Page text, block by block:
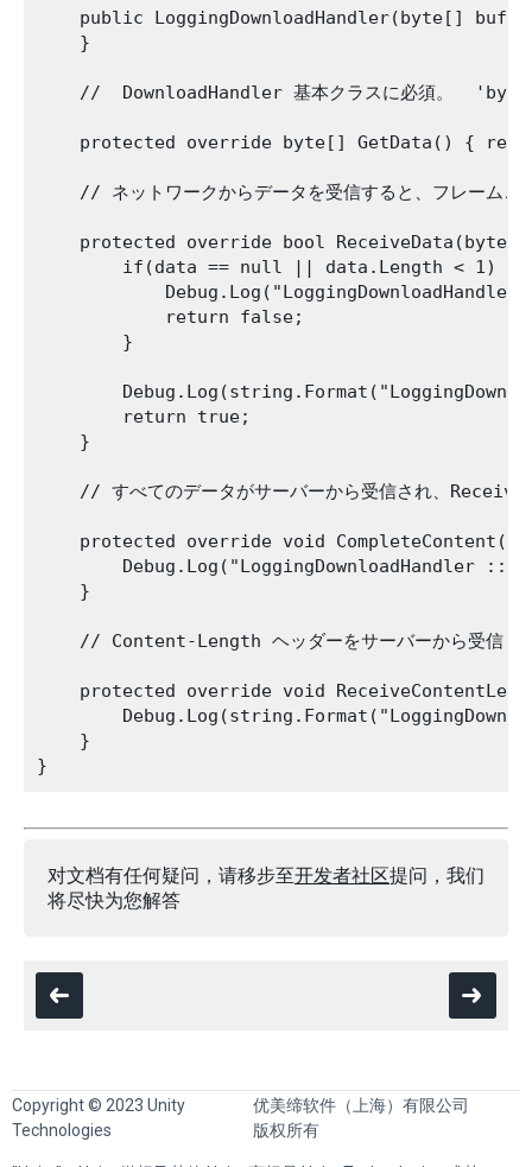
public LoggingDownloadHandler(byte[]
    }
//  DownloadHandler 基本クラスに必須。
protected override byte[] GetData() {
// ネットワークからデータを受信すると、フレームご
protected override bool
        if(data == null || data.Length < 1) {
            return false;
        }
        return true;
    }
// すべてのデータがサーバーから受信され、
protected override void CompleteContent()
Debug.Log("LoggingDownloadHandler ::
    }
// Content-Length ヘッダーをサーバーから受信し
protected override void
    }
对文档有任何疑问，请移步至开发者社区提问，我们
将尽快为您解答
Copyright © 2023 Unity
Technologies
优美缔软件（上海）有限公司
版权所有